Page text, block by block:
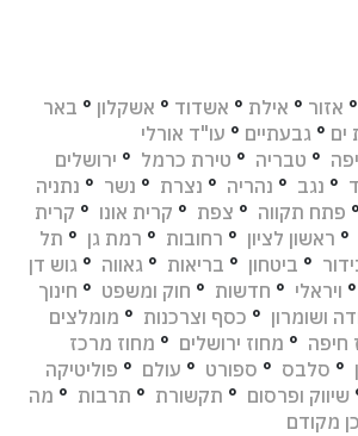
° אזור ° אילת ° אשדוד ° אשקלון ° באר
ים ° גבעתיים ° עו"ד אורלי
° טבריה ° טירת כרמל ° ירושלים
° נגב ° נהריה ° נצרת ° נשר ° נתניה
° פתח תקווה ° צפת ° קרית אונו ° קרית
° ראשון לציון ° רחובות ° רמת גן ° תל
° ביטחון ° בריאות ° גאווה ° גוש דן
° ויראלי ° חדשות ° חוק ומשפט ° חינוך
ושומרון ° כסף וצרכנות ° מומלצים
חיפה ° מחוז ירושלים ° מחוז מרכז
° סלבס ° ספורט ° עולם ° פוליטיקה
שיווק ופרסום ° תקשורת ° תרבות ° מה
מקודם